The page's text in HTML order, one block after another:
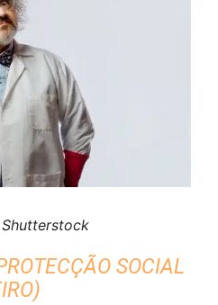
Shutterstock
SOCIAL